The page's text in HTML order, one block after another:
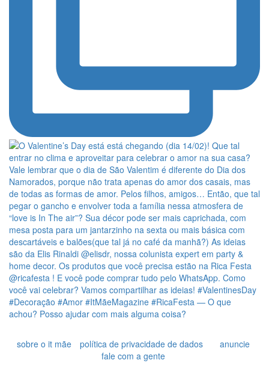
sobre o it mãe política de privacidade de dados
anuncie
fale com a gente